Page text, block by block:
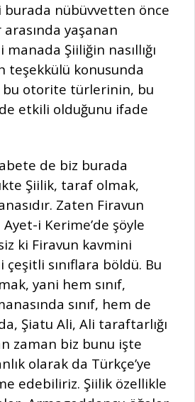
burada nübüvvetten önce
yaşanan
Şiiliğin nasıllığı
teşekkülü konusunda
bu otorite türlerinin, bu
etkili olduğunu ifade
de biz burada
Şiilik, taraf olmak,
Zaten Firavun
Ayet-i Kerime’de şöyle
ki Firavun kavmini
çeşitli sınıflara böldü. Bu
yani hem sınıf,
sınıf, hem de
Şiatu Ali, Ali taraftarlığı
zaman biz bunu işte
olarak da Türkçe’ye
edebiliriz. Şiilik özellikle